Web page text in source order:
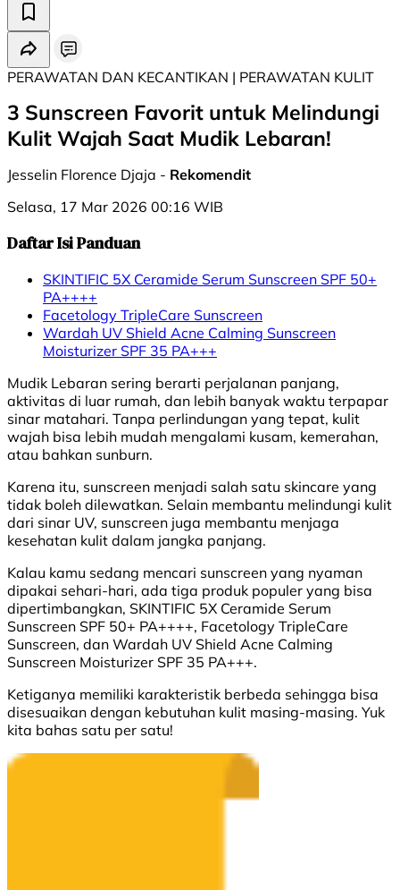
PERAWATAN DAN KECANTIKAN | PERAWATAN KULIT
3 Sunscreen Favorit untuk Melindungi
Kulit Wajah Saat Mudik Lebaran!
Jesselin Florence Djaja - Rekomendit
Selasa, 17 Mar 2026 00:16 WIB
Daftar Isi Panduan
SKINTIFIC 5X Ceramide Serum Sunscreen SPF 50+
PA++++
Facetology TripleCare Sunscreen
Wardah UV Shield Acne Calming Sunscreen
Moisturizer SPF 35 PA+++
Mudik Lebaran sering berarti perjalanan panjang,
aktivitas di luar rumah, dan lebih banyak waktu terpapar
sinar matahari. Tanpa perlindungan yang tepat, kulit
wajah bisa lebih mudah mengalami kusam, kemerahan,
atau bahkan sunburn.
Karena itu, sunscreen menjadi salah satu skincare yang
tidak boleh dilewatkan. Selain membantu melindungi kulit
dari sinar UV, sunscreen juga membantu menjaga
kesehatan kulit dalam jangka panjang.
Kalau kamu sedang mencari sunscreen yang nyaman
dipakai sehari-hari, ada tiga produk populer yang bisa
dipertimbangkan, SKINTIFIC 5X Ceramide Serum
Sunscreen SPF 50+ PA++++, Facetology TripleCare
Sunscreen, dan Wardah UV Shield Acne Calming
Sunscreen Moisturizer SPF 35 PA+++.
Ketiganya memiliki karakteristik berbeda sehingga bisa
disesuaikan dengan kebutuhan kulit masing-masing. Yuk
kita bahas satu per satu!